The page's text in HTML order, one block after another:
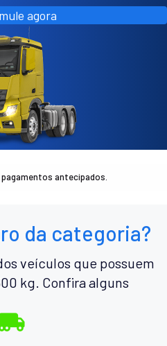
agora
antecipados.
da categoria?
veículos que possuem
kg. Confira alguns